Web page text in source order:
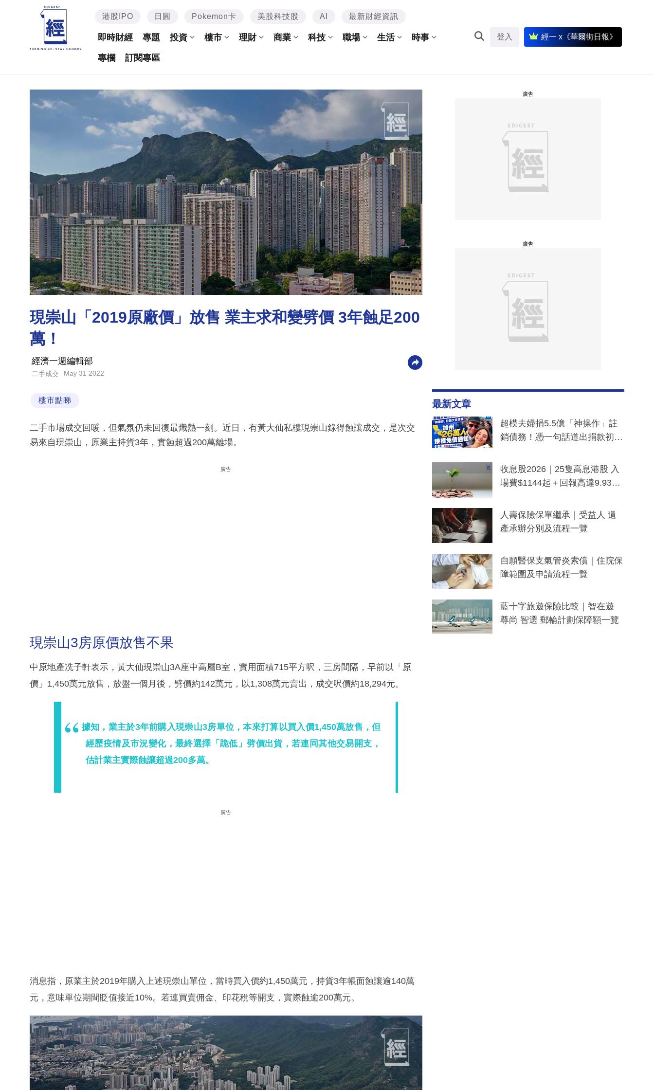
港股IPO 日圓 Pokemon卡 美股科技股 AI 最新財經資訊
即時財經 專題 投資 樓市 理財 商業 科技 職場 生活 時事
專欄 訂閱專區
登入 經一 x《華爾街日報》
現崇山「2019原廠價」放售 業主求和變劈價 3年蝕足200
萬！
經濟一週編輯部
二手成交 May 31 2022
樓市點睇
二手市場成交回暖，但氣氛仍未回復最熾熱一刻。近日，有黃大仙私樓現崇山錄得蝕讓成交，是次交
易來自現崇山，原業主持貨3年，實蝕超過200萬離場。
廣告
現崇山3房原價放售不果
中原地產冼子軒表示，黃大仙現崇山3A座中高層B室，實用面積715平方呎，三房間隔，早前以「原
價」1,450萬元放售，放盤一個月後，劈價約142萬元，以1,308萬元賣出，成交呎價約18,294元。
據知，業主於3年前購入現崇山3房單位，本來打算以買入價1,450萬放售，但
經歷疫情及市況變化，最終選擇「跪低」劈價出貨，若連同其他交易開支，
估計業主實際蝕讓超過200多萬。
廣告
消息指，原業主於2019年購入上述現崇山單位，當時買入價約1,450萬元，持貨3年帳面蝕讓逾140萬
元，意味單位期間貶值接近10%。若連買賣佣金、印花稅等開支，實際蝕逾200萬元。
廣告
廣告
最新文章
超模夫婦捐5.5億「神操作」註
銷債務！憑一句話道出捐款初
一度被誤當詐騙手段
收息股2026｜25隻高息港股 入
場費$1144起＋回報高達9.93
人壽保險保單繼承｜受益人 遺
產承辦分別及流程一覽
自願醫保支氣管炎索償｜住院保
障範圍及申請流程一覽
藍十字旅遊保險比較｜智在遊
尊尚 智選 郵輪計劃保障額一覽